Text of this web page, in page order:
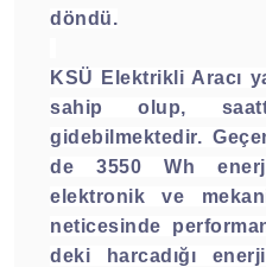
döndü.
KSÜ Elektrikli Aracı
sahip olup,
gidebilmektedir.
de 3550 Wh
elektronik ve
neticesinde
deki harcadığı